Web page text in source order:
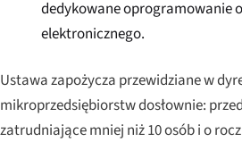
dedykowane oprogramowanie
elektronicznego.
Ustawa zapożycza przewidziane w
mikroprzedsiębiorstw dosłownie:
zatrudniające mniej niż 10 osób i o